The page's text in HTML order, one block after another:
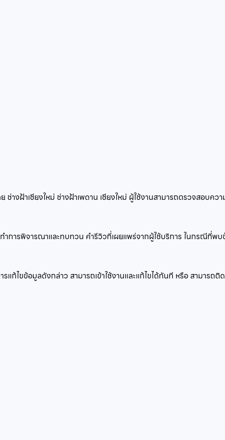
ช่างฝ้าเชียงใหม่ ช่างฝ้าเพดาน เชียงใหม่ ผู้ใช้งานสามารถตรวจสอบค
บทำการพิจารณาและทบทวน คำรีวิวที่เผยแพร่จากผู้ใช้บริการ ในกรณี
แก้ไขข้อมูลดังกล่าว สามารถเข้าใช้งานและแก้ไขได้ทันที หรือ สามารถติ